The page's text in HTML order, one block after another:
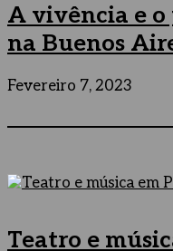
A vivência e o
na Buenos
Fevereiro 7, 2023
Teatro e